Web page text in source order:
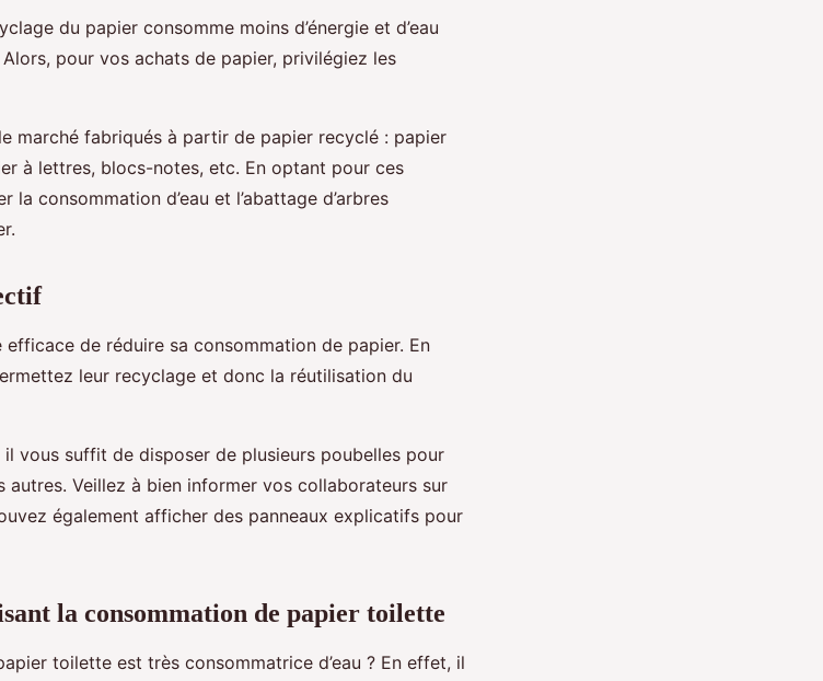
du papier consomme moins d’énergie et d’eau
pour vos achats de papier, privilégiez les
marché fabriqués à partir de papier recyclé : papier
à lettres, blocs-notes, etc. En optant pour ces
consommation d’eau et l’abattage d’arbres
de réduire sa consommation de papier. En
leur recyclage et donc la réutilisation du
vous suffit de disposer de plusieurs poubelles pour
autres. Veillez à bien informer vos collaborateurs sur
également afficher des panneaux explicatifs pour
la consommation de papier toilette
toilette est très consommatrice d’eau ? En effet, il